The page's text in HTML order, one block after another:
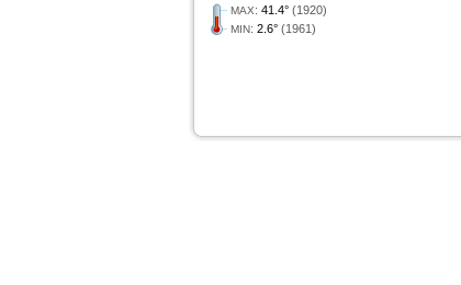
MAX: 41.4° (1920)
MIN: 2.6° (1961)